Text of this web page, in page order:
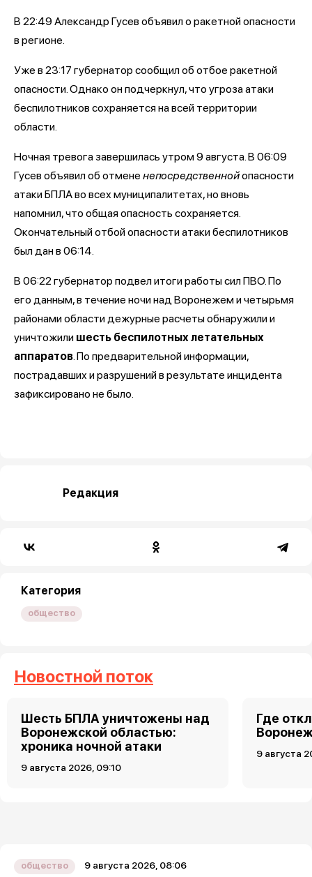
В 22:49 Александр Гусев объявил о ракетной опасности
в регионе.
Уже в 23:17 губернатор сообщил об отбое ракетной
опасности. Однако он подчеркнул, что угроза атаки
беспилотников сохраняется на всей территории
области.
Ночная тревога завершилась утром 9 августа. В 06:09
Гусев объявил об отмене непосредственнойопасности
атаки БПЛА во всех муниципалитетах, но вновь
напомнил, что общая опасность сохраняется.
Окончательный отбой опасности атаки беспилотников
был дан в 06:14.
В 06:22 губернатор подвел итоги работы сил ПВО. По
его данным, в течение ночи над Воронежем и четырьмя
районами области дежурные расчеты обнаружили и
уничтожили шесть беспилотных летательных
аппаратов. По предварительной информации,
пострадавших и разрушений в результате инцидента
зафиксировано не было.
Редакция
Категория
общество
Новостной поток
Шесть БПЛА уничтожены над
Воронежской областью:
хроника ночной атаки
9 августа 2026, 09:10
Где
9 августа
общество 9 августа 2026, 08:06